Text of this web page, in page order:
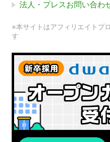
法人・プレスお問い合わ
※本サイトはアフィリエイトプ
す